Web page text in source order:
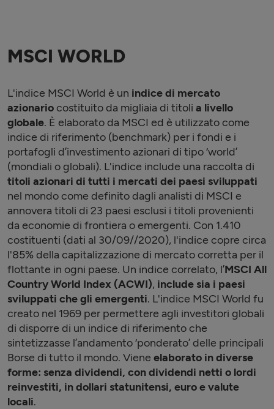
MSCI WORLD
L'indice MSCI World è un indice di mercato
azionariocostituito da migliaia di titoli a livello
globale. È elaborato da MSCI ed è utilizzato come
indice di riferimento (benchmark) per i fondi e i
portafogli d’investimento azionari di tipo ‘world’
(mondiali o globali). L'indice include una raccolta di
titoli azionari di tutti i mercati dei paesi sviluppati
nel mondo come definito dagli analisti di MSCI e
annovera titoli di 23 paesi esclusi i titoli provenienti
da economie di frontiera o emergenti. Con 1.410
costituenti (dati al 30/09//2020), l'indice copre circa
l'85% della capitalizzazione di mercato corretta per il
flottante in ogni paese. Un indice correlato, l’MSCI All
Country World Index (ACWI), include sia i paesi
sviluppati che gli emergenti. L'indice MSCI World fu
creato nel 1969 per permettere agli investitori globali
di disporre di un indice di riferimento che
sintetizzasse l’andamento ‘ponderato’ delle principali
Borse di tutto il mondo. Viene elaborato in diverse
forme: senza dividendi, con dividendi netti o lordi
reinvestiti, in dollari statunitensi, euro e valute
locali.